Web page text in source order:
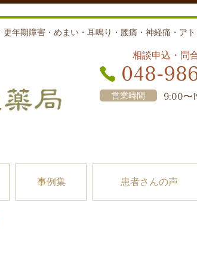
年期障害・めまい・耳鳴り・腰痛・神経痛・ア
相談申込・問
048-
営業時間 9:00〜
事例集 患者さんの声